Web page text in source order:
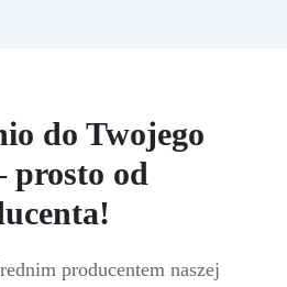
do Twojego
prosto od
producentem naszej